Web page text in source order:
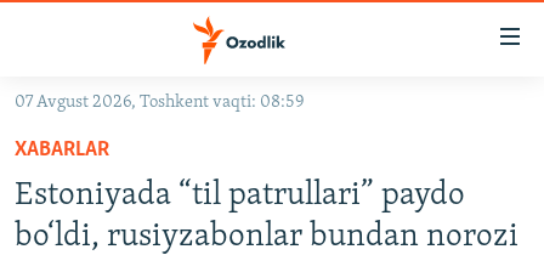
Асосий
навигацияга
ўтинг
Қидиришга
OZODARXIV
07 Avgust 2026, Toshkent vaqti: 08:59
XABARLAR
Estoniyada “til patrullari” paydo
bo‘ldi, rusiyzabonlar bundan norozi